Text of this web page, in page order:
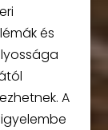
és
A